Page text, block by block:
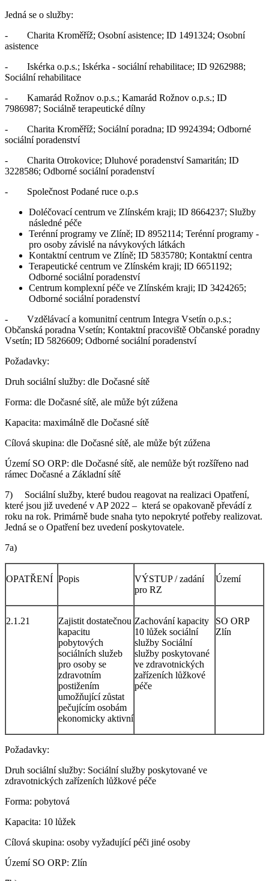
Jedná se o služby:
- Charita Kroměříž; Osobní asistence; ID 1491324; Osobní
asistence
- Iskérka o.p.s.; Iskérka - sociální rehabilitace; ID 9262988;
Sociální rehabilitace
- Kamarád Rožnov o.p.s.; Kamarád Rožnov o.p.s.; ID
7986987; Sociálně terapeutické dílny
- Charita Kroměříž; Sociální poradna; ID 9924394; Odborné
sociální poradenství
- Charita Otrokovice; Dluhové poradenství Samaritán; ID
3228586; Odborné sociální poradenství
- Společnost Podané ruce o.p.s
Doléčovací centrum ve Zlínském kraji; ID 8664237; Služby
následné péče
Terénní programy ve Zlíně; ID 8952114; Terénní programy -
pro osoby závislé na návykových látkách
Kontaktní centrum ve Zlíně; ID 5835780; Kontaktní centra
Terapeutické centrum ve Zlínském kraji; ID 6651192;
Odborné sociální poradenství
Centrum komplexní péče ve Zlínském kraji; ID 3424265;
Odborné sociální poradenství
- Vzdělávací a komunitní centrum Integra Vsetín o.p.s.;
Občanská poradna Vsetín; Kontaktní pracoviště Občanské poradny
Vsetín; ID 5826609; Odborné sociální poradenství
Požadavky:
Druh sociální služby: dle Dočasné sítě
Forma: dle Dočasné sítě, ale může být zúžena
Kapacita: maximálně dle Dočasné sítě
Cílová skupina: dle Dočasné sítě, ale může být zúžena
Území SO ORP: dle Dočasné sítě, ale nemůže být rozšířeno nad
rámec Dočasné a Základní sítě
7) Sociální služby, které budou reagovat na realizaci Opatření,
které jsou již uvedené v AP 2022 – která se opakovaně převádí z
roku na rok. Primárně bude snaha tyto nepokryté potřeby realizovat.
Jedná se o Opatření bez uvedení poskytovatele.
7a)
OPATŘENÍ Popis
VÝSTUP / zadání
pro RZ
Území
2.1.21
Zajistit dostatečnou
kapacitu
pobytových
sociálních služeb
pro osoby se
zdravotním
postižením
umožňující zůstat
pečujícím osobám
ekonomicky aktivní
Zachování kapacity
10 lůžek sociální
služby Sociální
služby poskytované
ve zdravotnických
zařízeních lůžkové
péče
SO ORP
Zlín
Požadavky:
Druh sociální služby: Sociální služby poskytované ve
zdravotnických zařízeních lůžkové péče
Forma: pobytová
Kapacita: 10 lůžek
Cílová skupina: osoby vyžadující péči jiné osoby
Území SO ORP: Zlín